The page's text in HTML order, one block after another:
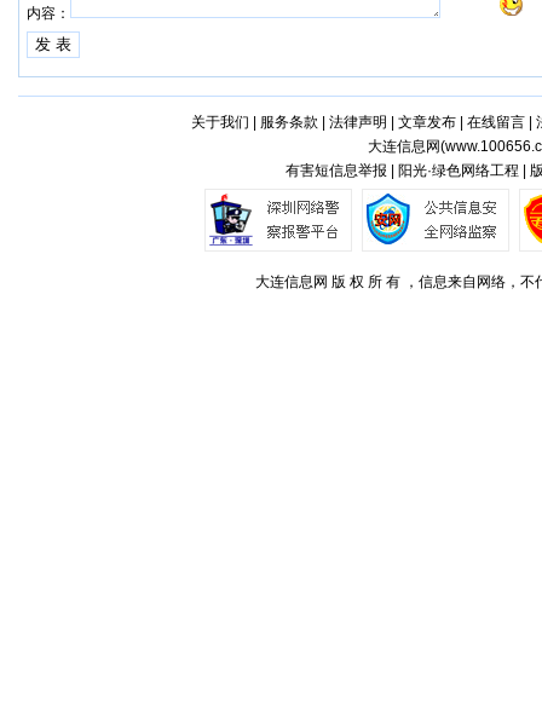
内容：
关于我们 服务条款 法律声明 文章发布| 在线留言|
大连信息网(
有害短信息举报 | 阳光·绿色网络工程 |
大连信息网 版 权 所 有 ，信息来自网络，